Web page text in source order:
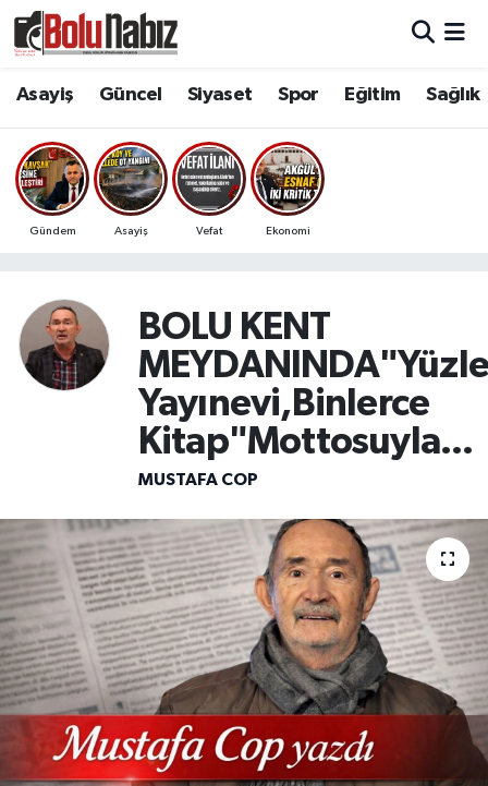
Asayiş Güncel Siyaset Spor Eğitim Sağlık
Gündem Asayiş Vefat Ekonomi
BOLU KENT
Yayınevi,Binlerce
Kitap"Mottosuyla...
MUSTAFA COP
Güncel
Bolu Hava Durumu
Bolu Namaz Vakitleri
Süper Lig Puan Durumu ve Fikstür
Tüm Manşetler
Son Dakika Haberleri
Haber Arşivi